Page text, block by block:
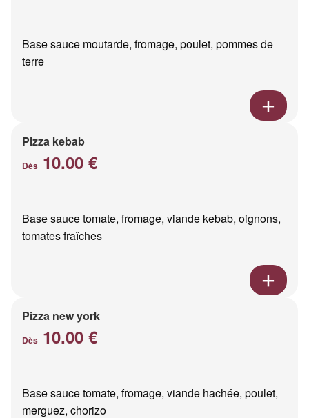
Base sauce moutarde, fromage, poulet, pommes de
terre
Pizza kebab
Dès 10.00 €
Base sauce tomate, fromage, viande kebab, oignons,
tomates fraîches
Pizza new york
Dès 10.00 €
Base sauce tomate, fromage, viande hachée, poulet,
merguez, chorizo